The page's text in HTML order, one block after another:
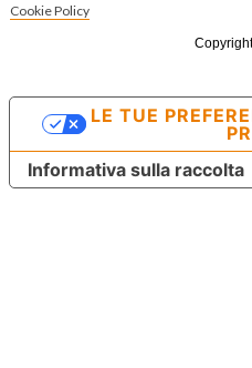
Cookie Policy
Informativa sulla raccolta
LE TUE